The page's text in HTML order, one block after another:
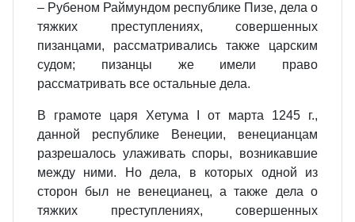
– Рубеном Раймундом республике Пизе, дела о
тяжких преступлениях, совершенных
пизанцами, рассматривались также царским
судом; пизанцы же имели право
рассматривать все остальные дела.
В грамоте царя Хетума I от марта 1245 г.,
данной республике Венеции, венецианцам
разрешалось улаживать споры, возникавшие
между ними. Но дела, в которых одной из
сторон был не венецианец, а также дела о
тяжких преступлениях, совершенных